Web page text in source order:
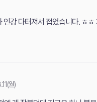
강 다터져서 접었습니다. ㅎ
월)